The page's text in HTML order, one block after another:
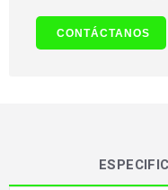
CONTÁCTANOS